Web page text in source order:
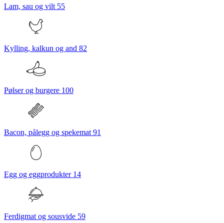
Lam, sau og vilt 55
Kylling, kalkun og and 82
Pølser og burgere 100
Bacon, pålegg og spekemat 91
Egg og eggprodukter 14
Ferdigmat og sousvide 59